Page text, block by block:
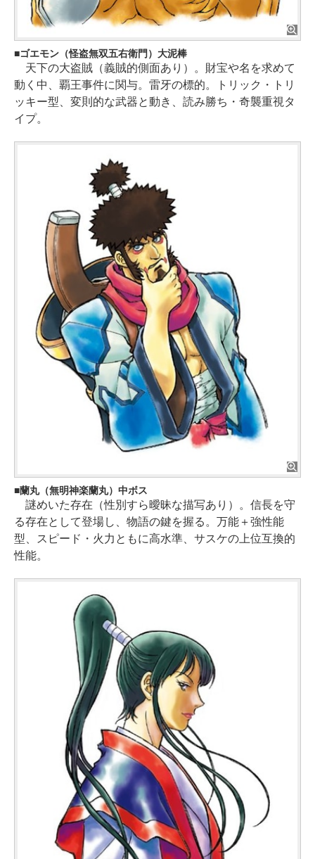
ゴエモン（怪盗無双五右衛門）大泥棒
天下の大盗賊（義賊的側面あり）。財宝や名を求めて
動く中、覇王事件に関与。雷牙の標的。トリック・トリ
ッキー型、変則的な武器と動き、読み勝ち・奇襲重視タ
イプ。
蘭丸（無明神楽蘭丸）中ボス
謎めいた存在（性別すら曖昧な描写あり）。信長を守
る存在として登場し、物語の鍵を握る。万能＋強性能
型、スピード・火力ともに高水準、サスケの上位互換的
性能。